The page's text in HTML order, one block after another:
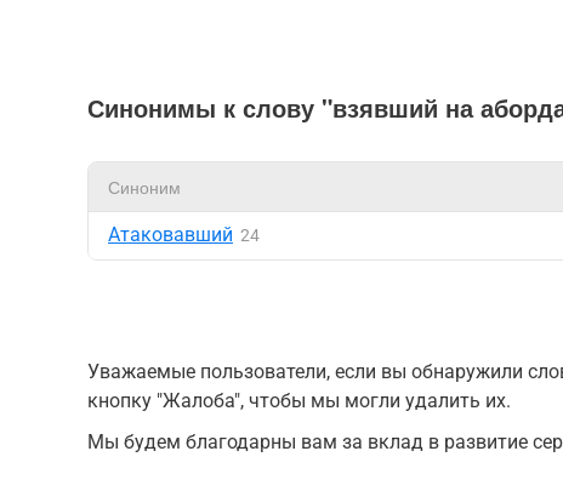
Синонимы к слову "взявший на
Синоним
Атаковавший 24
Уважаемые пользователи, если вы обнаружили
кнопку "Жалоба", чтобы мы могли удалить их.
Мы будем благодарны вам за вклад в развитие